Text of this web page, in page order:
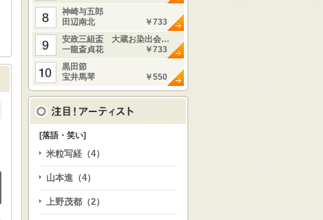
神崎与五郎
田辺南北
￥733
安政三組盃 大蔵お染出会…
一龍斎貞花
￥733
黒田節
宝井馬琴
￥550
[落語・笑い]
米粒写経（4）
山本進（4）
上野茂都（2）